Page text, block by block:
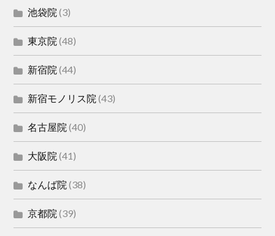
池袋院 (3)
東京院 (48)
新宿院 (44)
新宿モノリス院 (43)
名古屋院 (40)
大阪院 (41)
なんば院 (38)
京都院 (39)